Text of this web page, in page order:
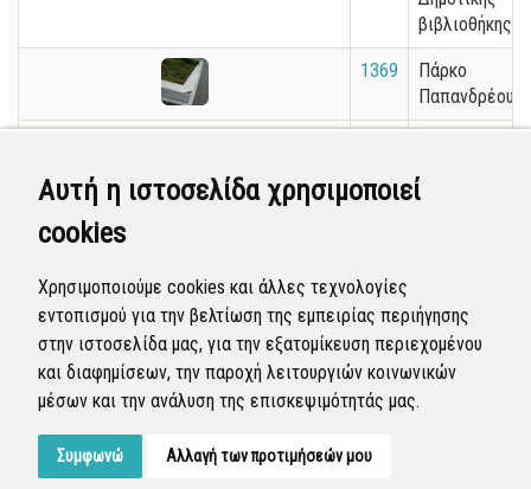
Αυτή η ιστοσελίδα χρησιμοποιεί
cookies
Χρησιμοποιούμε cookies και άλλες τεχνολογίες
εντοπισμού για την βελτίωση της εμπειρίας περιήγησης
στην ιστοσελίδα μας, για την εξατομίκευση περιεχομένου
και διαφημίσεων, την παροχή λειτουργιών κοινωνικών
μέσων και την ανάλυση της επισκεψιμότητάς μας.
Συμφωνώ Αλλαγή των προτιμήσεών μου
βιβλιοθήκης
1369
Πάρκο
Παπανδρέου
1398
παρτέρι
« 1 2 3 4 5 6 7 8 9 10
Εμφανίζονται61-80από36.122